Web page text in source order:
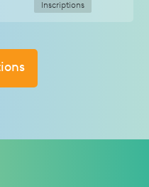
Inscriptions